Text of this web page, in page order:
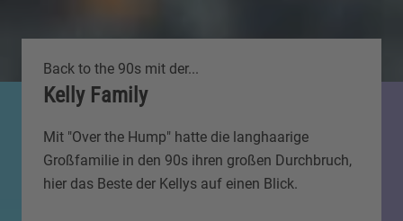
Back to the 90s mit der...
Kelly Family
Mit "Over the Hump" hatte die langhaarige
Großfamilie in den 90s ihren großen Durchbruch,
hier das Beste der Kellys auf einen Blick.